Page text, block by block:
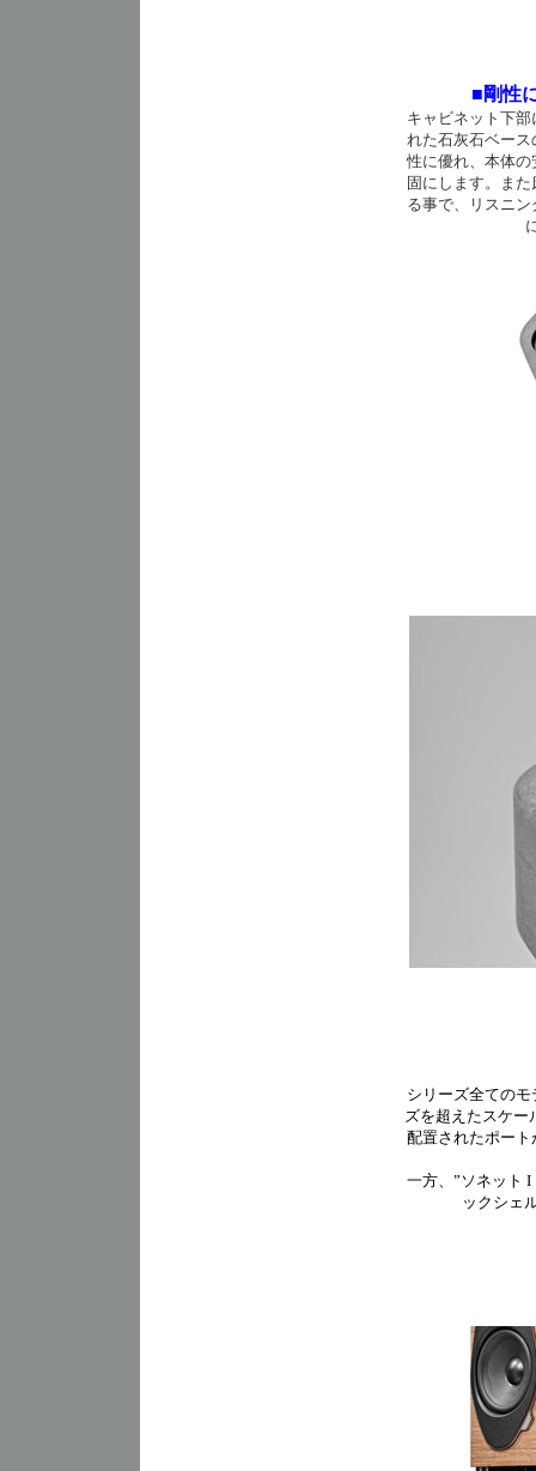
■剛性
キャビネット下
れた石灰石ベー
性に優れ、本体
固にします。ま
る事で、リスニ
シリーズ全ての
ズを超えたスケー
配置されたポー
一方、”ソネット
ックシェ